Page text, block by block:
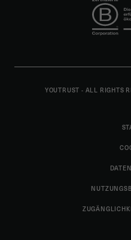
YOUTRUST - ALL RIGHTS